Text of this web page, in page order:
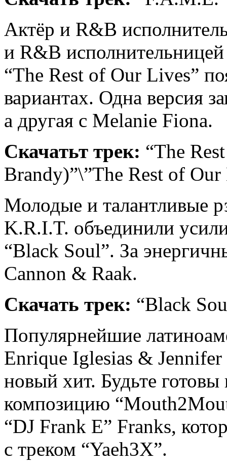
Актёр и R&B
и R&B
“The Rest of Our Lives”
вариантах. Одна версия
а другая с Melanie Fiona.
Скачатьт трек: “The
Brandy)”\”The Rest of
Молодые и талантливые
K.R.I.T. объединили
“Black Soul”. За
Cannon & Raak.
Скачать трек: “Black
Популярнейшие
Enrique Iglesias &
новый хит. Будьте
композицию
“DJ Frank E” Franks,
с треком “Yaeh3X”.